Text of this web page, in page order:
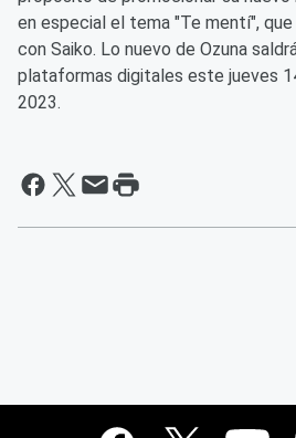
en especial el tema "Te mentí",
con Saiko. Lo nuevo de Ozuna
plataformas digitales este jueves
2023.